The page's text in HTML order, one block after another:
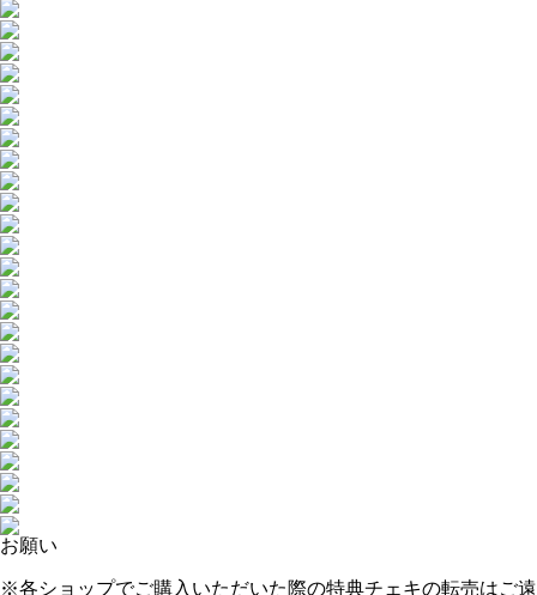
お願い
※各ショップでご購入いただいた際の特典チェキの転売はご遠